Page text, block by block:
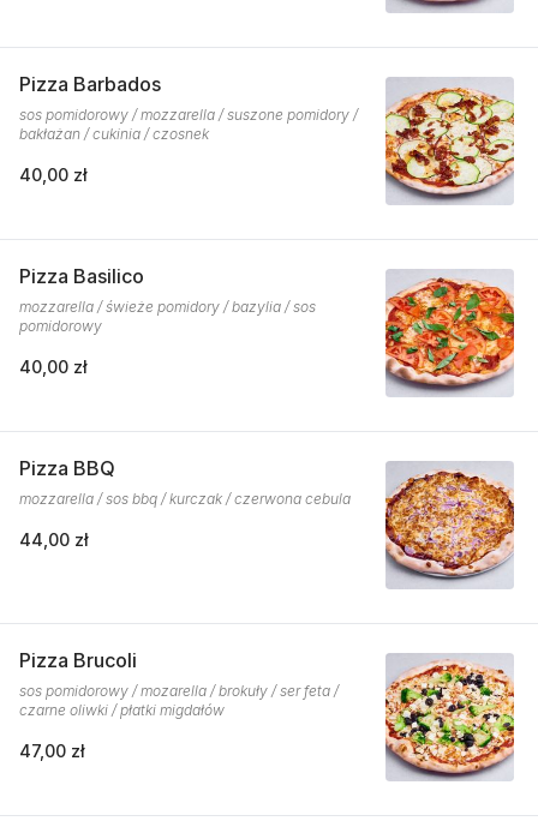
Pizza Barbados
sos pomidorowy / mozzarella / suszone pomidory /
bakłażan / cukinia / czosnek
40,00 zł
Pizza Basilico
mozzarella / świeże pomidory / bazylia / sos
pomidorowy
40,00 zł
Pizza BBQ
mozzarella / sos bbq / kurczak / czerwona cebula
44,00 zł
Pizza Brucoli
sos pomidorowy / mozarella / brokuły / ser feta /
czarne oliwki / płatki migdałów
47,00 zł